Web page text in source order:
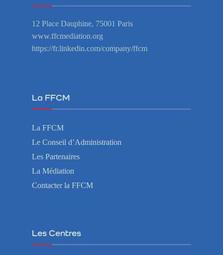
12 Place Dauphine, 75001 Paris
www.ffcmediation.org
https://fr.linkedin.com/company/ffcm
La FFCM
La FFCM
Le Conseil d’Administration
Les Partenaires
La Médiation
Contacter la FFCM
Les Centres